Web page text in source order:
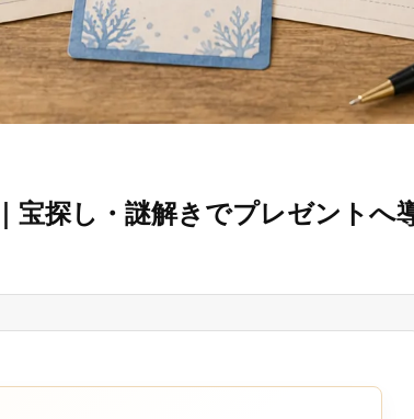
宝探し・謎解きでプレゼントへ